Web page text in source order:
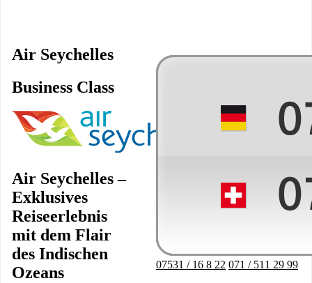
Air Seychelles
Business Class
Image
Air Seychelles –
Exklusives
Reiseerlebnis
mit dem Flair
des Indischen
Ozeans
07531 / 16 8 22 071 / 511 29 99